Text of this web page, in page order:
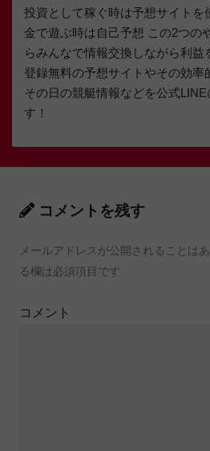
投資として稼ぐ時は予想サイト
金で遊ぶ時は自己予想 この2つの
らみんなで情報交換しながら利益
登録無料の予想サイトやその効率
その日の競艇情報などを公式
す！
コメントを残す
メールアドレスが公開されることはあ
る欄は必須項目です
コメント